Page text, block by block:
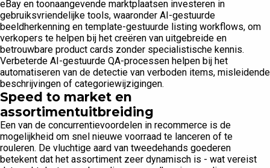
eBay en toonaangevende marktplaatsen investeren in
gebruiksvriendelijke tools, waaronder AI-gestuurde
beeldherkenning en template-gestuurde listing workflows, om
verkopers te helpen bij het creëren van uitgebreide en
betrouwbare product cards zonder specialistische kennis.
Verbeterde AI-gestuurde QA-processen helpen bij het
automatiseren van de detectie van verboden items, misleidende
beschrijvingen of categoriewijzigingen.
Speed to market en
assortimentuitbreiding
Een van de concurrentievoordelen in recommerce is de
mogelijkheid om snel nieuwe voorraad te lanceren of te
rouleren. De vluchtige aard van tweedehands goederen
betekent dat het assortiment zeer dynamisch is - wat vereist